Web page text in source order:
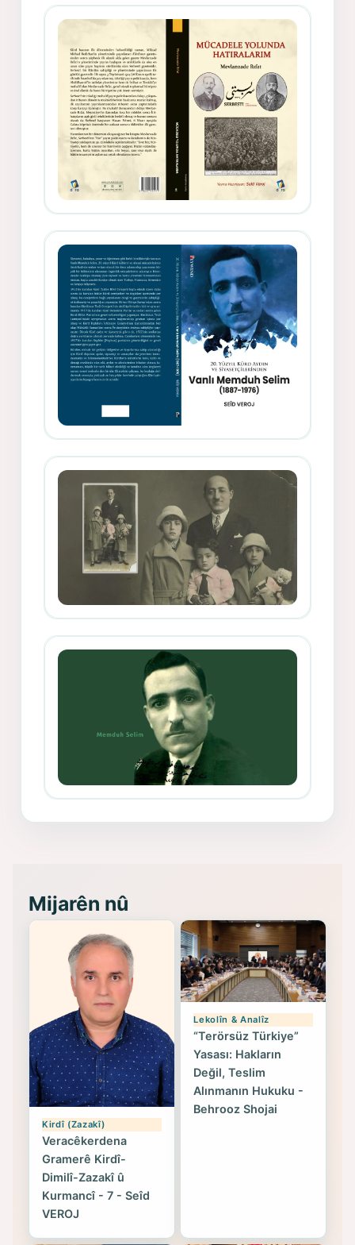
(Hoybun)’un Kuruluş Çalışmaları- 8
Mijarên nû
Kirdî (Zazakî)
Veracêkerdena
Gramerê Kirdî-
Dimilî-Zazakî û
Kurmancî - 7 - Seîd
VEROJ
Lekolîn & Analîz
“Terörsüz Türkiye”
Yasası: Hakların
Değil, Teslim
Alınmanın Hukuku -
Behrooz Shojai